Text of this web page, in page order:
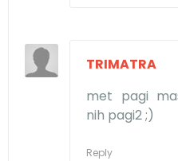
TRIMATRA
met pagi
nih pagi2 ;)
Reply